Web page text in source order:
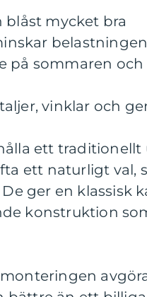
blåst mycket bra
på sommaren
vinklar och
ett
ett naturligt val,
ger en klassisk
konstruktion